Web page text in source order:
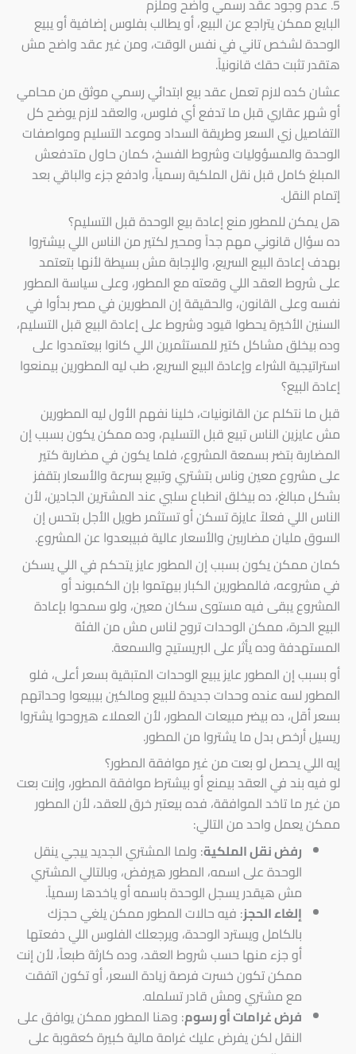
البايع ممكن يتراجع عن البيع، أو يطالب بفلوس إضافية أو يبيع
الوحدة لشخص تاني في نفس الوقت، ومن غير عقد واضح مش
هتقدر تثبت حقك قانونياً.
عشان كده لازم تعمل عقد بيع ابتدائي رسمي موثق من محامي
أو شهر عقاري قبل ما تدفع أي فلوس، والعقد لازم يوضح كل
التفاصيل زي السعر وطريقة السداد وموعد التسليم ومواصفات
الوحدة والمسؤوليات وشروط الفسخ، كمان حاول متدفعش
المبلغ كامل قبل نقل الملكية رسمياً، وادفع جزء والباقي بعد
إتمام النقل.
هل يمكن للمطور منع إعادة بيع الوحدة قبل التسليم؟
ده سؤال قانوني مهم جداً ومحير لكتير من الناس اللي بيشتروا
بهدف إعادة البيع السريع، والإجابة مش بسيطة لأنها بتعتمد
على شروط العقد اللي وقعته مع المطور، وعلى سياسة المطور
نفسه وعلى القانون، والحقيقة إن المطورين في مصر بدأوا في
السنين الأخيرة يحطوا قيود وشروط على إعادة البيع قبل التسليم،
وده بيخلق مشاكل كتير للمستثمرين اللي كانوا بيعتمدوا على
استراتيجية الشراء وإعادة البيع السريع، طب ليه المطورين بيمنعوا
إعادة البيع؟
قبل ما نتكلم عن القانونيات، خلينا نفهم الأول ليه المطورين
مش عايزين الناس تبيع قبل التسليم، وده ممكن يكون بسبب إن
المضاربة بتضر بسمعة المشروع، فلما يكون في مضاربة كتير
على مشروع معين وناس بتشتري وتبيع بسرعة والأسعار بتقفز
بشكل مبالغ، ده بيخلق انطباع سلبي عند المشترين الجادين، لأن
الناس اللي فعلاً عايزة تسكن أو تستثمر طويل الأجل بتحس إن
السوق مليان مضاربين والأسعار عالية فبيبعدوا عن المشروع.
كمان ممكن يكون بسبب إن المطور عايز يتحكم في اللي يسكن
في مشروعه، فالمطورين الكبار بيهتموا بإن الكمبوند أو
المشروع يبقى فيه مستوى سكان معين، ولو سمحوا بإعادة
البيع الحرة، ممكن الوحدات تروح لناس مش من الفئة
المستهدفة وده يأثر على البريستيج والسمعة.
أو بسبب إن المطور عايز يبيع الوحدات المتبقية بسعر أعلى، فلو
المطور لسه عنده وحدات جديدة للبيع ومالكين بيبيعوا وحداتهم
بسعر أقل، ده بيضر مبيعات المطور، لأن العملاء هيروحوا يشتروا
ريسيل أرخص بدل ما يشتروا من المطور.
إيه اللي يحصل لو بعت من غير موافقة المطور؟
لو فيه بند في العقد بيمنع أو بيشترط موافقة المطور، وإنت بعت
من غير ما تاخد الموافقة، فده بيعتبر خرق للعقد، لأن المطور
ممكن يعمل واحد من التالي:
رفض نقل الملكية: ولما المشتري الجديد ييجي ينقل
الوحدة على اسمه، المطور هيرفض، وبالتالي المشتري
مش هيقدر يسجل الوحدة باسمه أو ياخدها رسمياً.
إلغاء الحجز: فيه حالات المطور ممكن يلغي حجزك
بالكامل ويسترد الوحدة، ويرجعلك الفلوس اللي دفعتها
أو جزء منها حسب شروط العقد، وده كارثة طبعاً، لأن إنت
ممكن تكون خسرت فرصة زيادة السعر، أو تكون اتفقت
مع مشتري ومش قادر تسلمله.
فرض غرامات أو رسوم: وهنا المطور ممكن يوافق على
النقل لكن يفرض عليك غرامة مالية كبيرة كعقوبة على